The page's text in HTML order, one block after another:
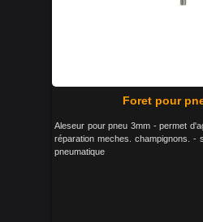
Foret pour
Aleseur pour pneu 3mm - permet
réparation meches. champignons. -
pneumatique